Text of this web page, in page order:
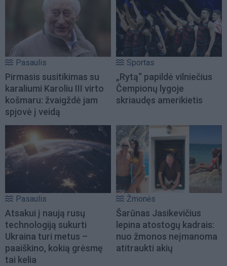
Pasaulis
Pirmasis susitikimas su
karaliumi Karoliu III virto
košmaru: žvaigždė jam
spjovė į veidą
Sportas
„Rytą“ papildė vilniečius
Čempionų lygoje
skriaudęs amerikietis
Pasaulis
Atsakui į naują rusų
technologiją sukurti
Ukraina turi metus –
paaiškino, kokią grėsmę
tai kelia
Žmonės
Šarūnas Jasikevičius
lepina atostogų kadrais:
nuo žmonos neįmanoma
atitraukti akių